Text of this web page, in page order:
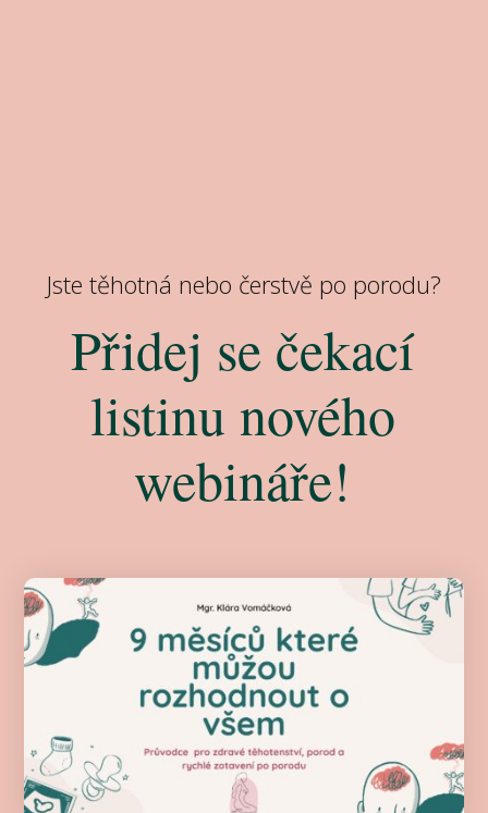
Jste těhotná nebo čerstvě po porodu?
Přidej se čekací
listinu nového
webináře!